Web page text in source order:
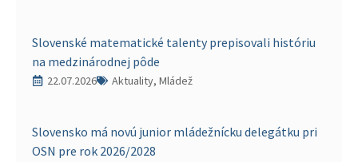
Slovenské matematické talenty prepisovali históriu
na medzinárodnej pôde
22.07.2026 Aktuality, Mládež
Slovensko má novú junior mládežnícku delegátku pri
OSN pre rok 2026/2028